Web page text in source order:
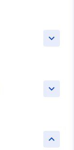
keyboard_arrow_down
keyboard_arrow_down
keyboard_arrow_up